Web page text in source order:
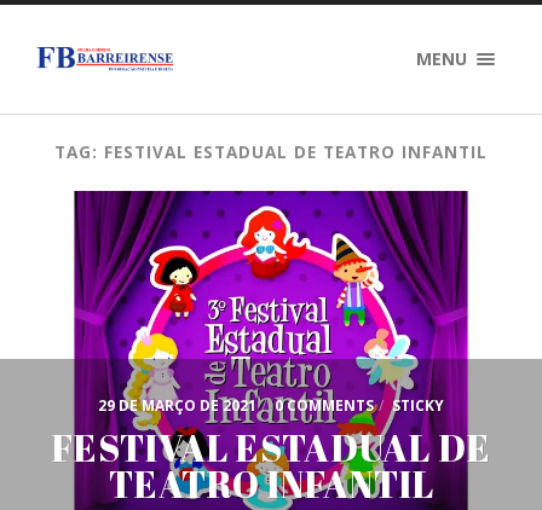
MENU
TAG: FESTIVAL ESTADUAL DE TEATRO INFANTIL
29 DE MARÇO DE 2021 / 0 COMMENTS / STICKY
FESTIVAL ESTADUAL DE
TEATRO INFANTIL